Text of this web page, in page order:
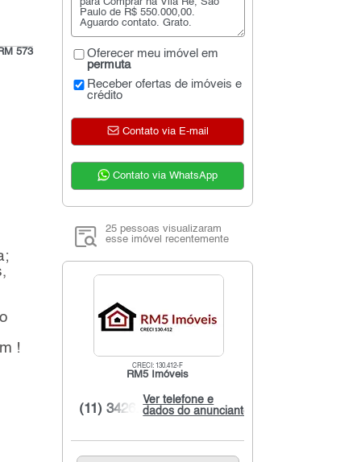
573
!
Oferecer meu imóvel em
permuta
Receber ofertas de imóveis e
crédito
Contato via E-mail
Contato via WhatsApp
25 pessoas visualizaram
esse imóvel recentemente
CRECI: 130.412-F
RM5 Imóveis
Ver telefone e
dados do anunciante
(11) 3426...